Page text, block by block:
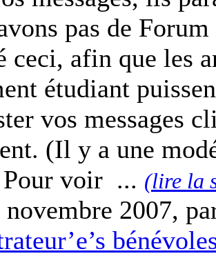
pas de
afin que les
étudiant
vos messages
(Il y a une
voir ... (lire la
2007,